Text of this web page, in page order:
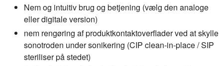
Nem og intuitiv brug og betjening (vælg den analoge
eller digitale version)
nem rengøring af produktkontaktoverflader ved at skylle
sonotroden under sonikering (CIP clean-in-place / SIP
steriliser på stedet)